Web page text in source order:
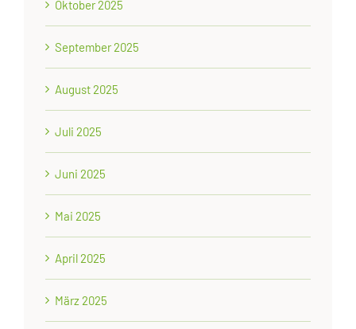
Oktober 2025
September 2025
August 2025
Juli 2025
Juni 2025
Mai 2025
April 2025
März 2025